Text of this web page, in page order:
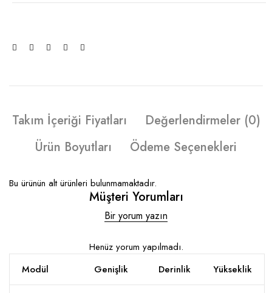
Takım İçeriği Fiyatları
Değerlendirmeler (0)
Ürün Boyutları
Ödeme Seçenekleri
Bu ürünün alt ürünleri bulunmamaktadır.
Müşteri Yorumları
Bir yorum yazın
Henüz yorum yapılmadı.
Modül
Genişlik Derinlik Yükseklik